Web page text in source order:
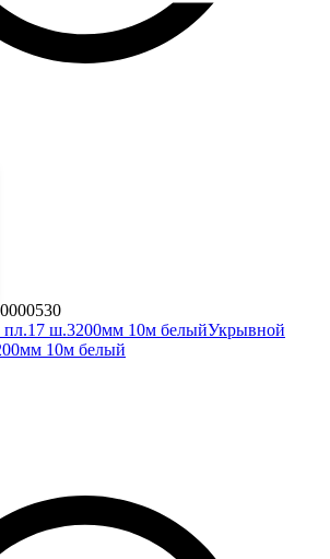
пл.17 ш.3200мм 10м белыйУкрывной
10м белый